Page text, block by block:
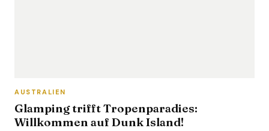
AUSTRALIEN
Glamping trifft Tropenparadies:
Willkommen auf Dunk Island!